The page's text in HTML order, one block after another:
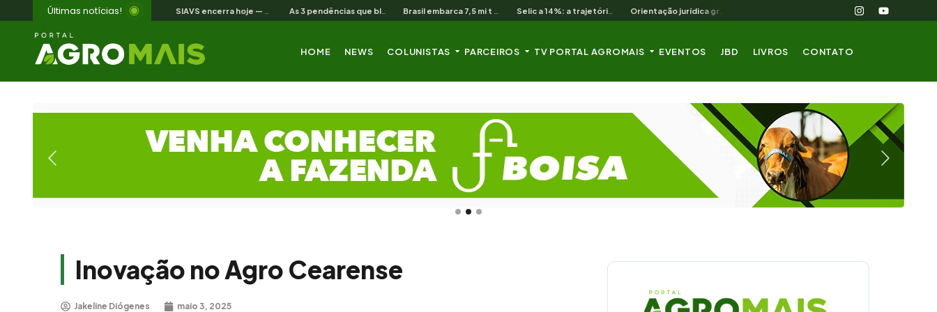
Últimas notícias!
HOME NEWS COLUNISTAS PARCEIROS TV PORTAL AGROMAIS EVENTOS JBD LIVROS CONTATO
Inovação no Agro Cearense
Jakeline Diógenes maio 3, 2025